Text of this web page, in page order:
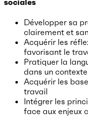
sociales
Développer sa
clairement et
Acquérir les
favorisant le
Pratiquer la
dans un
Acquérir les
travail
Intégrer les
face aux enjeux